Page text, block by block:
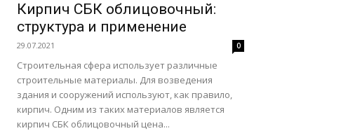
Кирпич СБК облицовочный:
структура и применение
29.07.2021 0
Строительная сфера использует различные
строительные материалы. Для возведения
здания и сооружений используют, как правило,
кирпич. Одним из таких материалов является
кирпич СБК облицовочный цена...